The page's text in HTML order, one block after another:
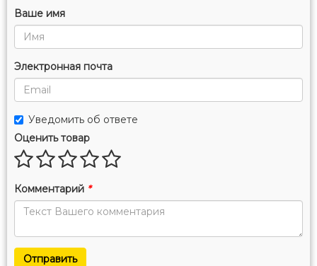
Ваше имя
Электронная почта
Уведомить об ответе
Оценить товар
Комментарий *
Отправить